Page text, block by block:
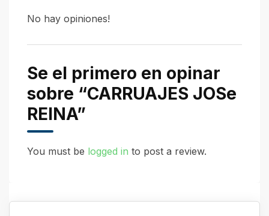
No hay opiniones!
Se el primero en opinar
sobre “CARRUAJES JOSe
REINA”
You must be logged in to post a review.